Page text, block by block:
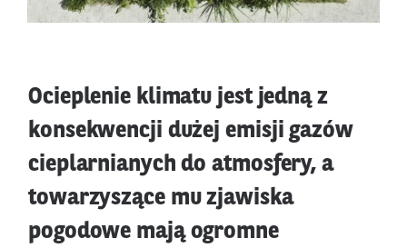
Ocieplenie klimatu jest jedną z
konsekwencji dużej emisji gazów
cieplarnianych do atmosfery, a
towarzyszące mu zjawiska
pogodowe mają ogromne